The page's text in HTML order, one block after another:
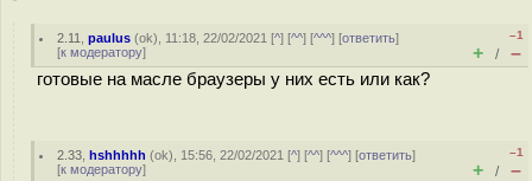
2.11 ,paulus (ok), 11:18, 22/02/2021 [^] [^^] [^^^] [ответить]
[к модератору]
–1
+ / –
готовые на масле браузеры у них есть или как?
2.33 ,hshhhhh (ok), 15:56, 22/02/2021 [^] [^^] [^^^] [ответить]
[к модератору]
–1
+ / –